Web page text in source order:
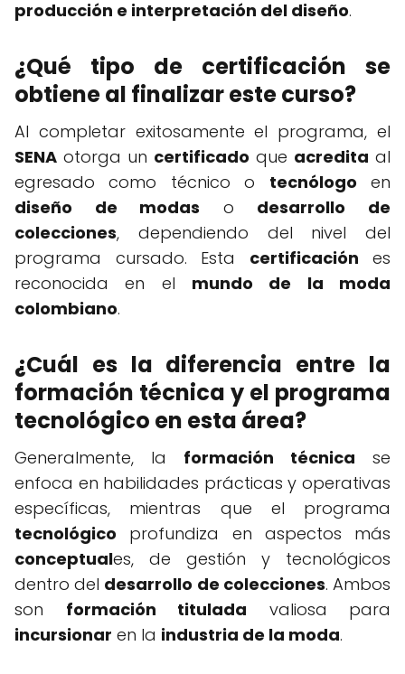
producción e interpretación del diseño.
¿Qué tipo de certificación se
obtiene al finalizar este curso?
Al completar exitosamente el programa, el
SENA otorga un certificado que acredita al
egresado como técnico o tecnólogo en
diseño de modas o desarrollo de
colecciones, dependiendo del nivel del
programa cursado. Esta certificación es
reconocida en el mundo de la moda
colombiano.
¿Cuál es la diferencia entre la
formación técnica y el programa
tecnológico en esta área?
Generalmente, la formación técnica se
enfoca en habilidades prácticas y operativas
específicas, mientras que el programa
tecnológico profundiza en aspectos más
conceptuales, de gestión y tecnológicos
dentro del desarrollo de colecciones. Ambos
son formación titulada valiosa para
incursionar en la industria de la moda.